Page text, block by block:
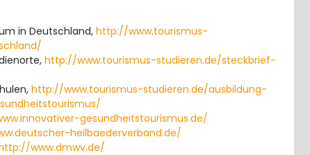
in Deutschland,http://www.tourismus-
http://www.tourismus-studieren.de/steckbrief-
http://www.tourismus-studieren.de/ausbildung-
gesundheitstourismus.de/
heilbaederverband.de/
www.dmwv.de/